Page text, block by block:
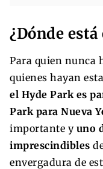
¿Dónde
Para quien nunca
quienes hayan
el Hyde Park es
Park para Nueva
importante y uno
imprescindibles
envergadura de